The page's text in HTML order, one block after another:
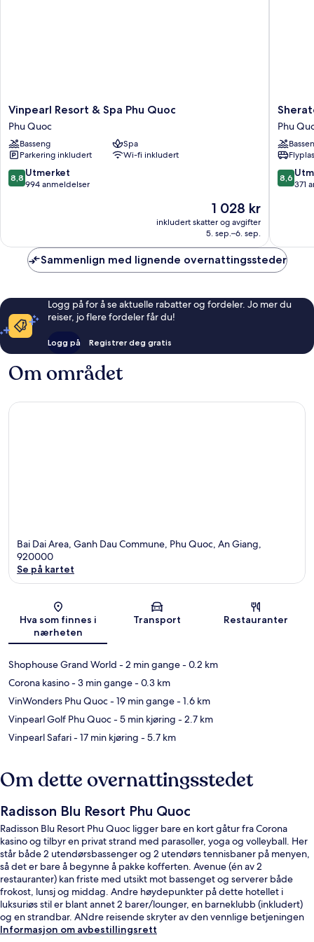
Vinpearl
Resort
&
Spa
Phu
Quoc
Phu
Vinpearl Resort & Spa Phu Quoc
Phu Quoc
Basseng
Spa
Parkering inkludert
Wi-fi inkludert
8.8
av
8,8 Utmerket
994 anmeldelser
Prisen
er
1 028 kr
1 028 kr
inkludert skatter og avgifter
5. sep.–6. sep.
Phu
Quoc
Long
Beach
Resort
Phu
Phu
8.6
av
8,6
371
Sammenlign med lignende overnattingssteder
Logg på for å se aktuelle rabatter og fordeler. Jo mer du
reiser, jo flere fordeler får du!
Logg på Registrer deg gratis
Om området
Bai Dai Area, Ganh Dau Commune, Phu Quoc, An Giang,
920000
Se på kartet
Hva som finnes i
nærheten
Transport Restauranter
Shophouse Grand World - 2 min gange- 0.2 km
Corona kasino- 3 min gange- 0.3 km
VinWonders Phu Quoc- 19 min gange- 1.6 km
Vinpearl Golf Phu Quoc- 5 min kjøring - 2.7 km
Vinpearl Safari- 17 min kjøring - 5.7 km
Om dette overnattingsstedet
Radisson Blu Resort Phu Quoc
Radisson Blu Resort Phu Quoc ligger bare en kort gåtur fra Corona
kasino og tilbyr en privat strand med parasoller, yoga og volleyball. Her
står både 2 utendørsbassenger og 2 utendørs tennisbaner på menyen,
så det er bare å begynne å pakke kofferten. Avenue (én av 2
restauranter) kan friste med utsikt mot bassenget og serverer både
frokost, lunsj og middag. Andre høydepunkter på dette hotellet i
luksuriøs stil er blant annet 2 barer/lounger, en barneklubb (inkludert)
og en strandbar. ANdre reisende skryter av den vennlige betjeningen
og overnattingsstedets forfatning.
Informasjon om avbestillingsrett